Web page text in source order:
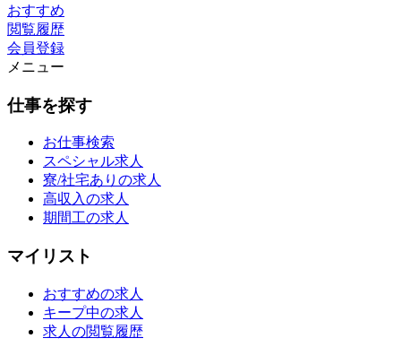
おすすめ
閲覧履歴
会員登録
メニュー
仕事を探す
お仕事検索
スペシャル求人
寮/社宅ありの求人
高収入の求人
期間工の求人
マイリスト
おすすめの求人
キープ中の求人
求人の閲覧履歴